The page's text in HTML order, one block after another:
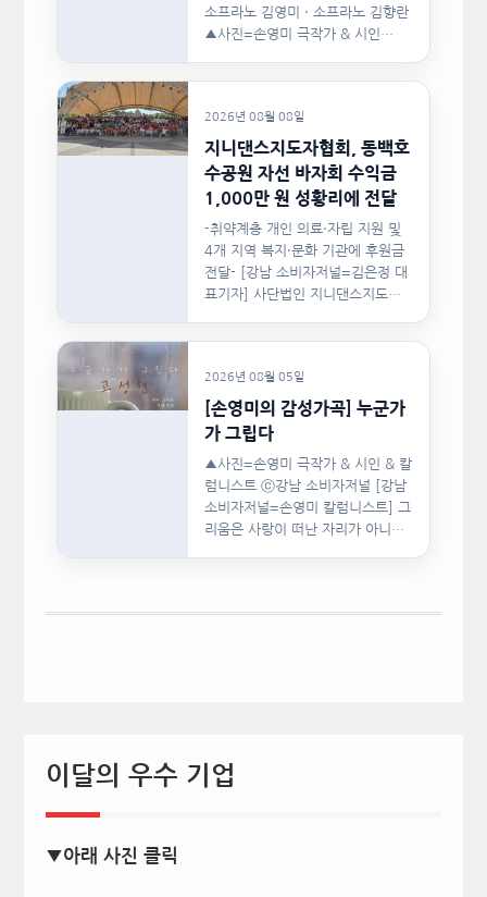
소프라노 김영미 · 소프라노 김향란
▲사진=손영미 극작가 & 시인…
2026년 08월 08일
지니댄스지도자협회, 동백호
수공원 자선 바자회 수익금
1,000만 원 성황리에 전달
-취약계층 개인 의료·자립 지원 및
4개 지역 복지·문화 기관에 후원금
전달- [강남 소비자저널=김은정 대
표기자] 사단법인 지니댄스지도자
지난…
2026년 08월 05일
[손영미의 감성가곡] 누군가
가 그립다
▲사진=손영미 극작가 & 시인 & 칼
럼니스트 ⓒ강남 소비자저널 [강남
소비자저널=손영미 칼럼니스트] 그
리움은 사랑이 떠난 자리가 아니라,
이달의 우수 기업
▼아래 사진 클릭